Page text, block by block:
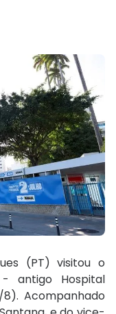
(PT) visitou o
antigo Hospital
Acompanhado